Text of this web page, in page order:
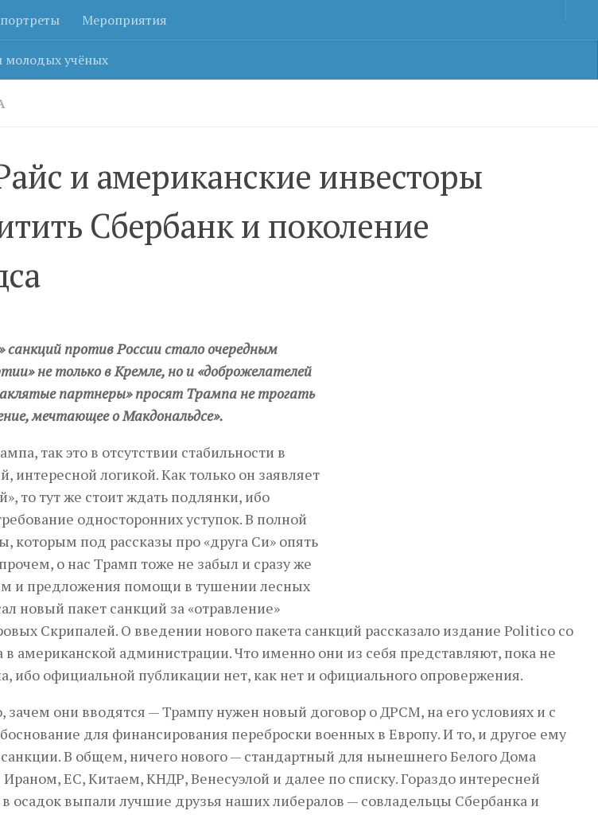
Мероприятия
молодых учёных
и американские инвесторы
Сбербанк и поколение
санкций против России стало очередным
не только в Кремле, но и «доброжелателей
партнеры» просят Трампа не трогать
мечтающее о Макдональдсе».
так это в отсутствии стабильности в
интересной логикой. Как только он заявляет
то тут же стоит ждать подлянки, ибо
односторонних уступок. В полной
которым под рассказы про «друга Си» опять
о нас Трамп тоже не забыл и сразу же
и предложения помощи в тушении лесных
новый пакет санкций за «отравление»
Скрипалей. О введении нового пакета санкций рассказало издание Politico со
в американской администрации. Что именно они из себя представляют, пока не
ибо официальной публикации нет, как нет и официального опровержения.
зачем они вводятся — Трампу нужен новый договор о ДРСМ, на его условиях и с
для финансирования переброски военных в Европу. И то, и другое ему
В общем, ничего нового — стандартный для нынешнего Белого Дома
ЕС, Китаем, КНДР, Венесуэлой и далее по списку. Гораздо интересней
осадок выпали лучшие друзья наших либералов — совладельцы Сбербанка и